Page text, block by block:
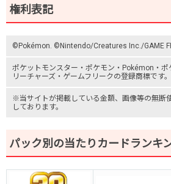
権利表記
©Pokémon. ©Nintendo/Creatures Inc./GAME
ポケットモンスター ・ポケモン・Pokémon・ ポ
リーチャーズ ・ ゲームフリークの登録商標です。
※当サイトが掲載している金額、画像等の無断
しております。
パック別の当たりカードランキ